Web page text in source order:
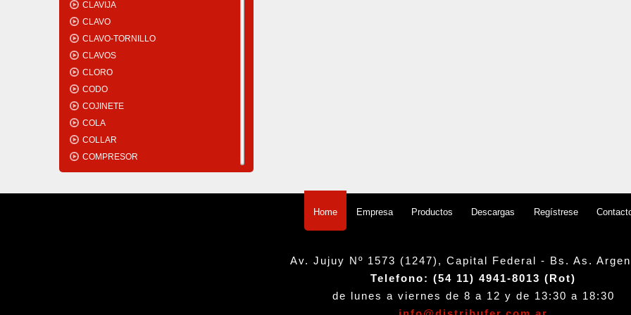
CLAVIJA
CLAVO
CLAVO-TORNILLO
CLAVOS
CLORO
CODO
COJINETE
COLA
COLLAR
COMPRESOR
CONECTOR
Home Empresa Productos Descargas Regístrese
Av. Jujuy Nº 1573 (1247), Capital Federal - Bs. As.
Telefono: (54 11) 4941-8013 (Rot)
de lunes a viernes de 8 a 12 y de 13:30 a 18:30